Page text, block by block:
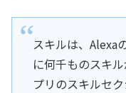
スキルは、Alexa
に何千ものスキ
プリのスキルセ